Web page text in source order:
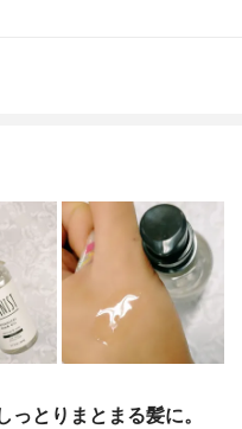
とりまとまる髪に。